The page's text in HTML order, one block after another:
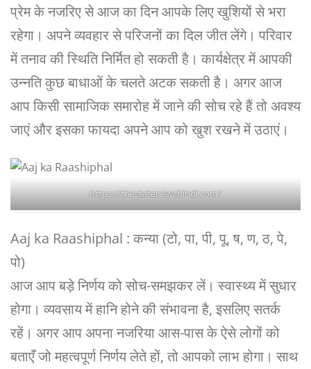
प्रेम के नजरिए से आज का दिन आपके लिए खुशियों से भरा
रहेगा। अपने व्यवहार से परिजनों का दिल जीत लेंगे। परिवार
में तनाव की स्थिति निर्मित हो सकती है। कार्यक्षेत्र में आपकी
उन्नति कुछ बाधाओं के चलते अटक सकती है। अगर आज
आप किसी सामाजिक समारोह में जाने की सोच रहे हैं तो अवश्य
जाएं और इसका फायदा अपने आप को खुश रखने में उठाएं।
https://thestatenewshindi.com/
Aaj ka Raashiphal : कन्या (टो, पा, पी, पू, ष, ण, ठ, पे,
पो)
आज आप बड़े निर्णय को सोच-समझकर लें। स्वास्थ्य में सुधार
होगा। व्यवसाय में हानि होने की संभावना है, इसलिए सतर्क
रहें। अगर आप अपना नजरिया आस-पास के ऐसे लोगों को
बताएँ जो महत्वपूर्ण निर्णय लेते हों, तो आपको लाभ होगा। साथ